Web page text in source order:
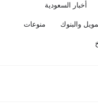
أخبار السعودية
والبنوك منوعات